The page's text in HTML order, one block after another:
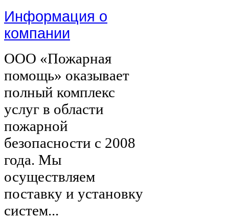
Информация о
компании
ООО «Пожарная
помощь» оказывает
полный комплекс
услуг в области
пожарной
безопасности с 2008
года. Мы
осуществляем
поставку и установку
систем...